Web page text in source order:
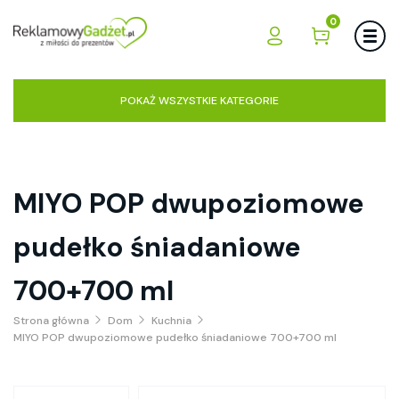
0
POKAŻ WSZYSTKIE KATEGORIE
MIYO POP dwupoziomowe
pudełko śniadaniowe
700+700 ml
Strona główna Dom
Kuchnia
MIYO POP dwupoziomowe pudełko śniadaniowe 700+700 ml